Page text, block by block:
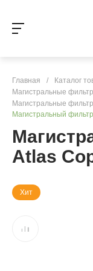
Главная / Каталог
Магистральные
Магистральные
Магистральный
Atlas
Хит